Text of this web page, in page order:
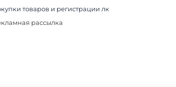
товаров и регистрации лк
рассылка